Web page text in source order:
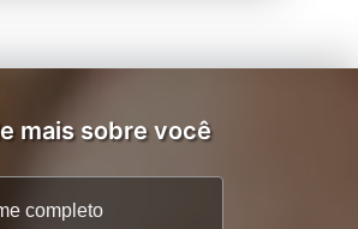
mais sobre você